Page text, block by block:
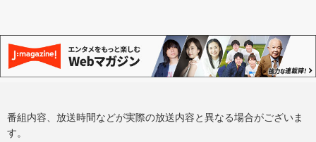
番組内容、放送時間などが実際の放送内容と異なる場合がございま
す。